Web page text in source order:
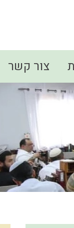
צור קשר